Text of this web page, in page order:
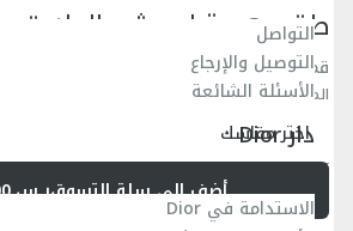
طقم هدية لحديثي الولادة
قماش الجيرسيه والفوال القطني بنمط كاناج
المرجع:
5SBP53KDOH_Y013
اختر مقاسك
أضف إلى سلة التسوقر.س.2,800.00
التواصل
التوصيل والإرجاع
الأسئلة الشائعة
دار Dior
الاستدامة في Dior